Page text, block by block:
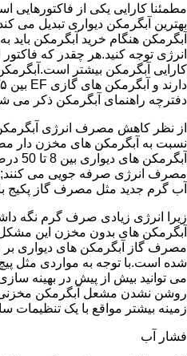
مطمئنا کارایی یکی از فاکتورهایی
بهترین آبگرمکن دیواری تبدیل می
انرژی توجه کنید.هر چقدر که فاکتور
دفترچه راهنمای آبگرمکن ذکر می
از نظر کاهش مصرف انرژی
نسبت به آبگرمکن های مخزن دار
مصرف انرژی صرفه جویی می کنند;
آب گرم جدید مثل مصرف گاز پکیج
زیرا انرژی زیادی صرف گرم نگه
آبگرمکن های بدون مخزن این مشکل
مصرف گاز آبگرمکن های دیواری
شده است.با توجه به مواردی مثل
می توانید بیش از پیش در بهینه
روشن نشدن مشعل آبگرمکن مخزنی
زمینه بیشتر مواقع با یک
فشار آب